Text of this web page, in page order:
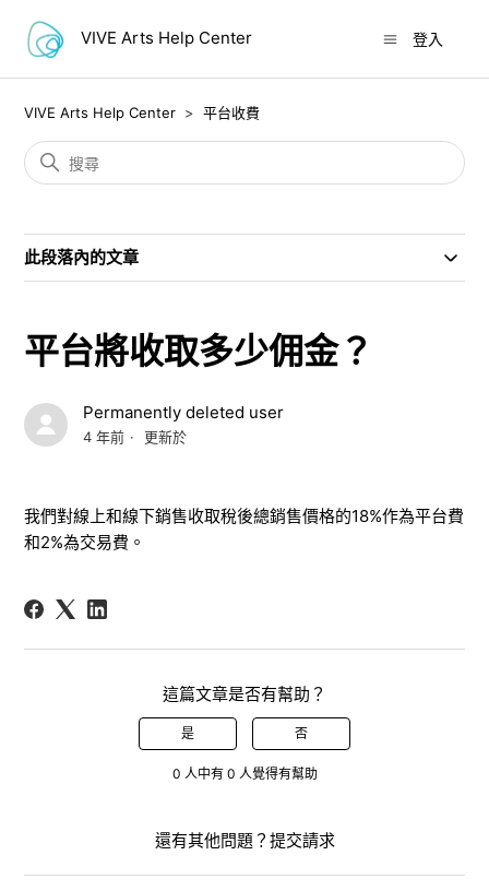
VIVE Arts Help Center 登入
VIVE Arts Help Center 平台收費
此段落內的文章
平台將收取多少佣金？
Permanently deleted user
4 年前 更新於
我們對線上和線下銷售收取稅後總銷售價格的18%作為平台費
和2%為交易費。
這篇文章是否有幫助？
是 否
0 人中有 0 人覺得有幫助
還有其他問題？ 提交請求